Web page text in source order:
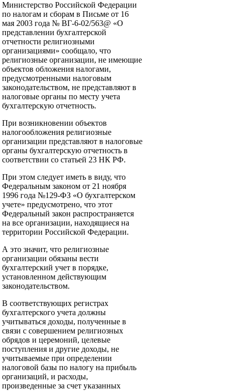
Министерство Российской Федерации
по налогам и сборам в Письме от 16
мая 2003 года № ВГ-6-02/563@ «О
представлении бухгалтерской
отчетности религиозными
организациями» сообщало, что
религиозные организации, не имеющие
объектов обложения налогами,
предусмотренными налоговым
законодательством, не представляют в
налоговые органы по месту учета
бухгалтерскую отчетность.
При возникновении объектов
налогообложения религиозные
организации представляют в налоговые
органы бухгалтерскую отчетность в
соответствии со статьей 23 НК РФ.
При этом следует иметь в виду, что
Федеральным законом от 21 ноября
1996 года №129-ФЗ «О бухгалтерском
учете» предусмотрено, что этот
Федеральный закон распространяется
на все организации, находящиеся на
территории Российской Федерации.
А это значит, что религиозные
организации обязаны вести
бухгалтерский учет в порядке,
установленном действующим
законодательством.
В соответствующих регистрах
бухгалтерского учета должны
учитываться доходы, полученные в
связи с совершением религиозных
обрядов и церемоний, целевые
поступления и другие доходы, не
учитываемые при определении
налоговой базы по налогу на прибыль
организаций, и расходы,
произведенные за счет указанных